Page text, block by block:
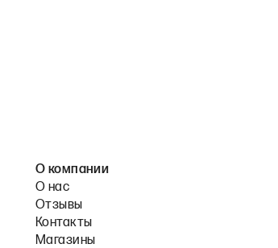
О компании
О нас
Отзывы
Контакты
Магазины